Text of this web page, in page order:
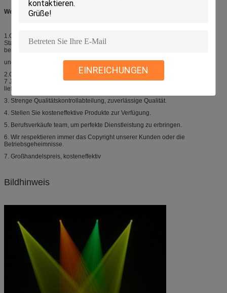
EINREICHUNGEN
Wettbewerbsvorteil:
1.Over 15 Jahre des
Stadiums Reihenerfahrung als Berufsstadiumsbeleuchtungshersteller
beleuchtend
und Lieferant.
2.Over
7 Jahre Exporterfahrung als Berufsstadiumsbeleuchtungshersteller und -
lieferant.
3. Strenge Qualitätskontrollabteilung, zuverlässige Qualität.
4. Stellen Sie kosteneffektive Produkte zur Verfügung.
5. Berufsverkäufe team, um perfekte Dienstleistung zu erbringen.
6. Wir respektieren immer das Copyright unserer Kunden oder die
Betriebsgeheimnisse.
7. Großhandelspreis, kosteneffektiv
Bildhinweis